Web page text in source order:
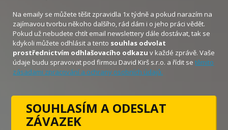
Na emaily se můžete těšit zpravidla 1x týdně a pokud narazím na
zajímavou tvorbu někoho dalšího, rád dám i o jeho práci vědět.
Pokud už nebudete chtít email newslettery dále dostávat, tak se
kdykoli můžete odhlásit a tento souhlas odvolat
prostřednictvím odhlašovacího odkazu v každé zprávě. Vaše
údaje budu spravovat pod firmou David Kirš s.r.o. a řídit setěmito
zásadami zpracování a ochrany osobních údajů.
SOUHLASÍM A ODESLAT
ZÁVAZEK